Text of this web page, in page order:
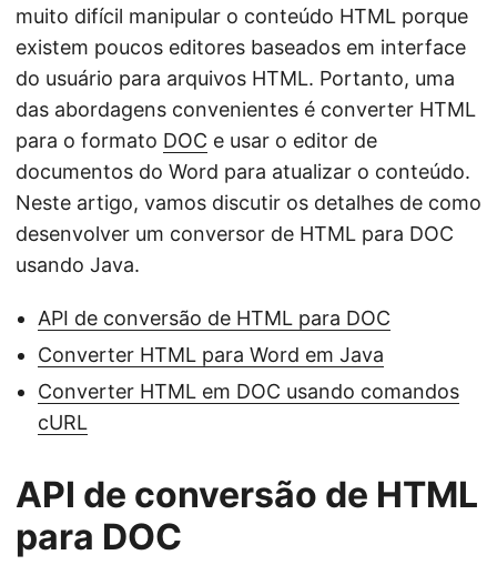
muito difícil manipular o conteúdo HTML porque
existem poucos editores baseados em interface
do usuário para arquivos HTML. Portanto, uma
das abordagens convenientes é converter HTML
para o formato DOC e usar o editor de
documentos do Word para atualizar o conteúdo.
Neste artigo, vamos discutir os detalhes de como
desenvolver um conversor de HTML para DOC
usando Java.
API de conversão de HTML para DOC
Converter HTML para Word em Java
Converter HTML em DOC usando comandos
cURL
API de conversão de HTML
para DOC